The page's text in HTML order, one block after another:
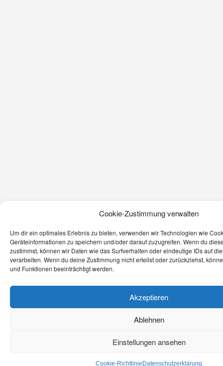
Cookie-Zustimmung verwalten
Um dir ein optimales Erlebnis zu bieten, verwenden wir Technologien wie
Geräteinformationen zu speichern und/oder darauf zuzugreifen. Wenn du
zustimmst, können wir Daten wie das Surfverhalten oder eindeutige IDs auf
verarbeiten. Wenn du deine Zustimmung nicht erteilst oder zurückziehst,
und Funktionen beeinträchtigt werden.
Akzeptieren
Ablehnen
Einstellungen ansehen
Cookie-Richtlinie Datenschutzerklärung